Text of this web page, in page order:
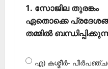
1. സോജില തുരങ്കം
ഏതൊക്കെ
തമ്മില്‍
എ) കശ്മീര്‍-